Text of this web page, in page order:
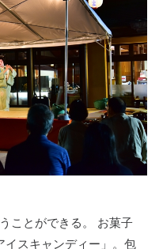
ことができる。 お菓子
イスキャンディー」。包